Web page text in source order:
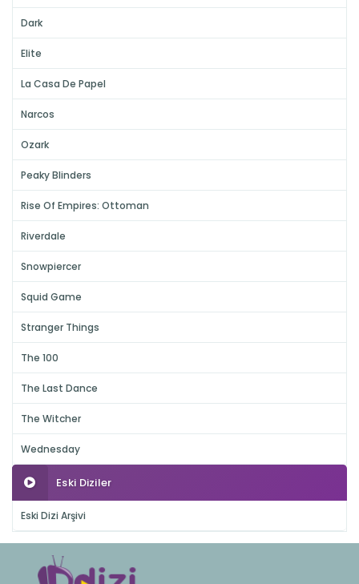
Dark
Elite
La Casa De Papel
Narcos
Ozark
Peaky Blinders
Rise Of Empires: Ottoman
Riverdale
Snowpiercer
Squid Game
Stranger Things
The 100
The Last Dance
The Witcher
Wednesday
Eski Diziler
Eski Dizi Arşivi